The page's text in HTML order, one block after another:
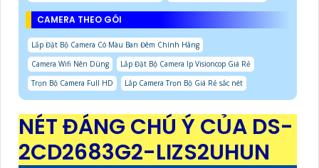
CAMERA THEO GÓI
Lắp Đặt Bộ Camera Có Màu Ban Đêm Chính Hãng
Camera Wifi Nên Dùng
Lắp Đặt Bộ Camera Ip Visioncop Giá Rẻ
Trọn Bộ Camera Full HD
Lắp Camera Trọn Bộ Giá Rẻ sắc nét
NÉT ĐÁNG CHÚ Ý CỦA DS-
2CD2683G2-LIZS2UHUN